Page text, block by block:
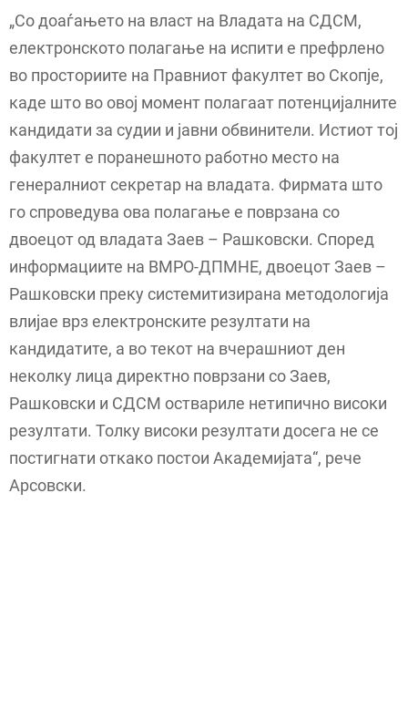
„Со доаѓањето на власт на Владата на СДСМ,
електронското полагање на испити е префрлено
во просториите на Правниот факултет во Скопје,
каде што во овој момент полагаат потенцијалните
кандидати за судии и јавни обвинители. Истиот тој
факултет е поранешното работно место на
генералниот секретар на владата. Фирмата што
го спроведува ова полагање е поврзана со
двоецот од владата Заев – Рашковски. Според
информациите на ВМРО-ДПМНЕ, двоецот Заев –
Рашковски преку системитизирана методологија
влијае врз електронските резултати на
кандидатите, а во текот на вчерашниот ден
неколку лица директно поврзани со Заев,
Рашковски и СДСМ оствариле нетипично високи
резултати. Толку високи резултати досега не се
постигнати откако постои Академијата“, рече
Арсовски.